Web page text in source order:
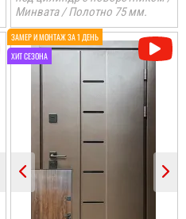
Минвата / Полотно 75 мм.